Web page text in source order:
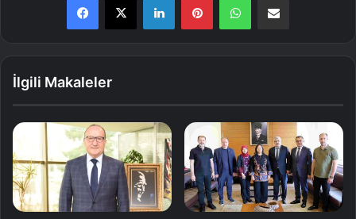
İlgili Makaleler